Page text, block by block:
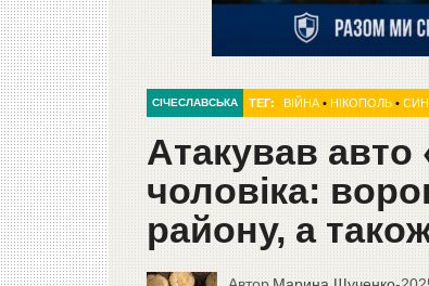
СІЧЕСЛАВСЬКА ТЕГ: ВІЙНА• НІКОПОЛЬ•
Атакував авто
чоловіка:
району, а